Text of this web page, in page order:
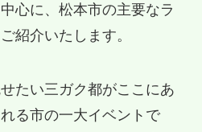
心に、松本市の主要なラ
紹介いたします。
たい三ガク都がここにあ
る市の一大イベントで